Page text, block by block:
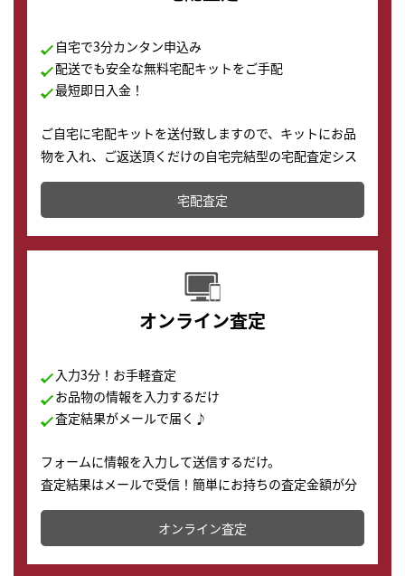
自宅で3分カンタン申込み
配送でも安全な無料宅配キットをご手配
最短即日入金！
ご自宅に宅配キットを送付致しますので、キットにお品
物を入れ、ご返送頂くだけの自宅完結型の宅配査定シス
テムです。
配送でも簡単&安全に査定・買取に出すことが可能で
す。
宅配査定
オンライン査定
入力3分！お手軽査定
お品物の情報を入力するだけ
査定結果がメールで届く♪
フォームに情報を入力して送信するだけ。
査定結果はメールで受信！簡単にお持ちの査定金額が分
かります。
オンライン査定